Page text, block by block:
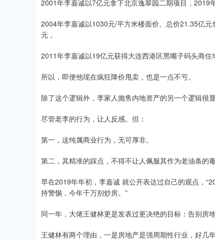
2001年李嘉诚以7亿元拿下北京逸翠园二期项目，2019
2004年李嘉诚以1030元/平方米楼面价、总价21.35亿
元，
2011年李嘉诚以19亿元获得大连西港区黑嘴子码头商住
所以，即便他现在疯狂降价甩卖，也是一点不亏。
除了这个逻辑外，李家人抛售内地资产的另一个逻辑很显
尽管老李的行为，让人反感。但：
第一，这纯属商业行为，无可厚非。
第二，其精准的踩点，不得不让人佩服其作为老油条的毒
早在2019年年初，李嘉诚 就公开表达过自己的观点，
持警惕，今年千万别炒房。”
同一年，大佬王健林更是发表过更决绝的目标：告别房
王健林有两个理由，一是房地产是强周期性行业，好几